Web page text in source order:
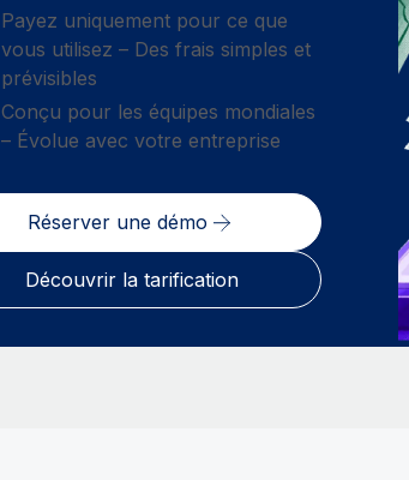
Payez uniquement pour ce que
vous utilisez – Des frais simples et
prévisibles
Conçu pour les équipes mondiales
– Évolue avec votre entreprise
Réserver une démo
Découvrir la tarification